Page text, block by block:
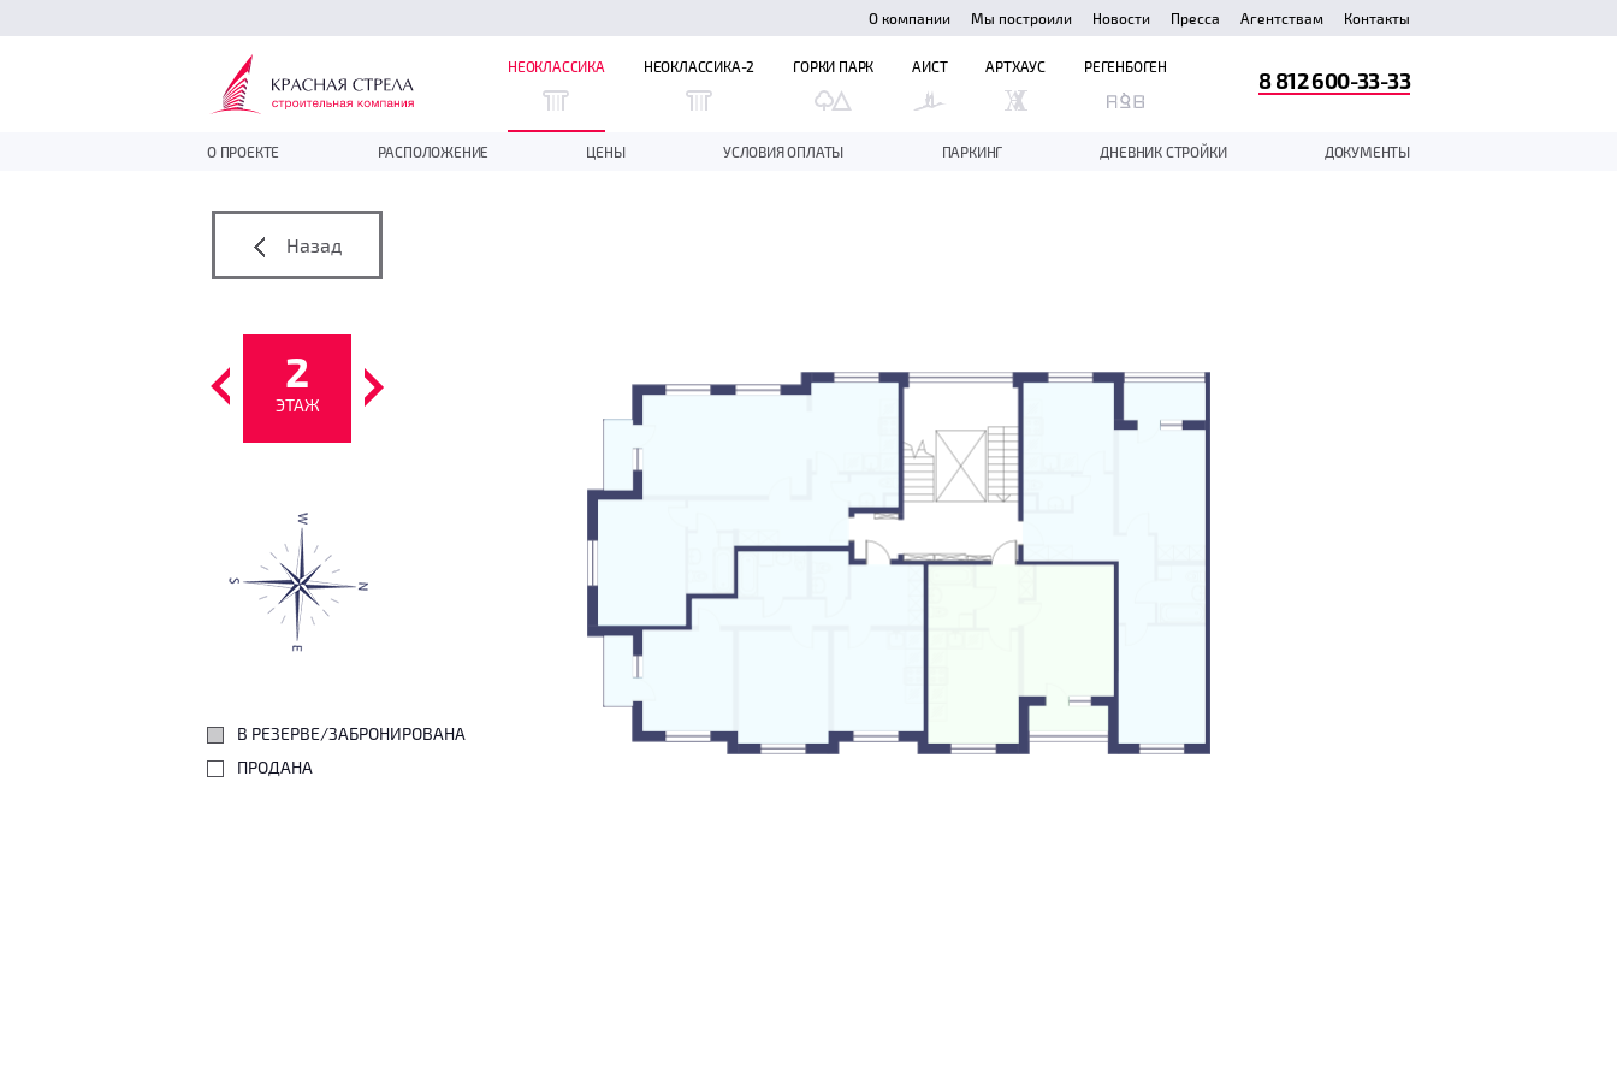
О компании Мы построили Новости Пресса Агентствам Контакты
НЕОКЛАССИКА
О ПРОЕКТЕ РАСПОЛОЖЕНИЕ ЦЕНЫ УСЛОВИЯ ОПЛАТЫ ПАРКИНГ ДНЕВНИК СТРОЙКИ ДОКУМЕНТЫ
НЕОКЛАССИКА-2 ГОРКИ ПАРК АИСТ АРТХАУС РЕГЕНБОГЕН
8 812 600-33-33
Назад
2
ЭТАЖ
В РЕЗЕРВЕ/ЗАБРОНИРОВАНА
ПРОДАНА